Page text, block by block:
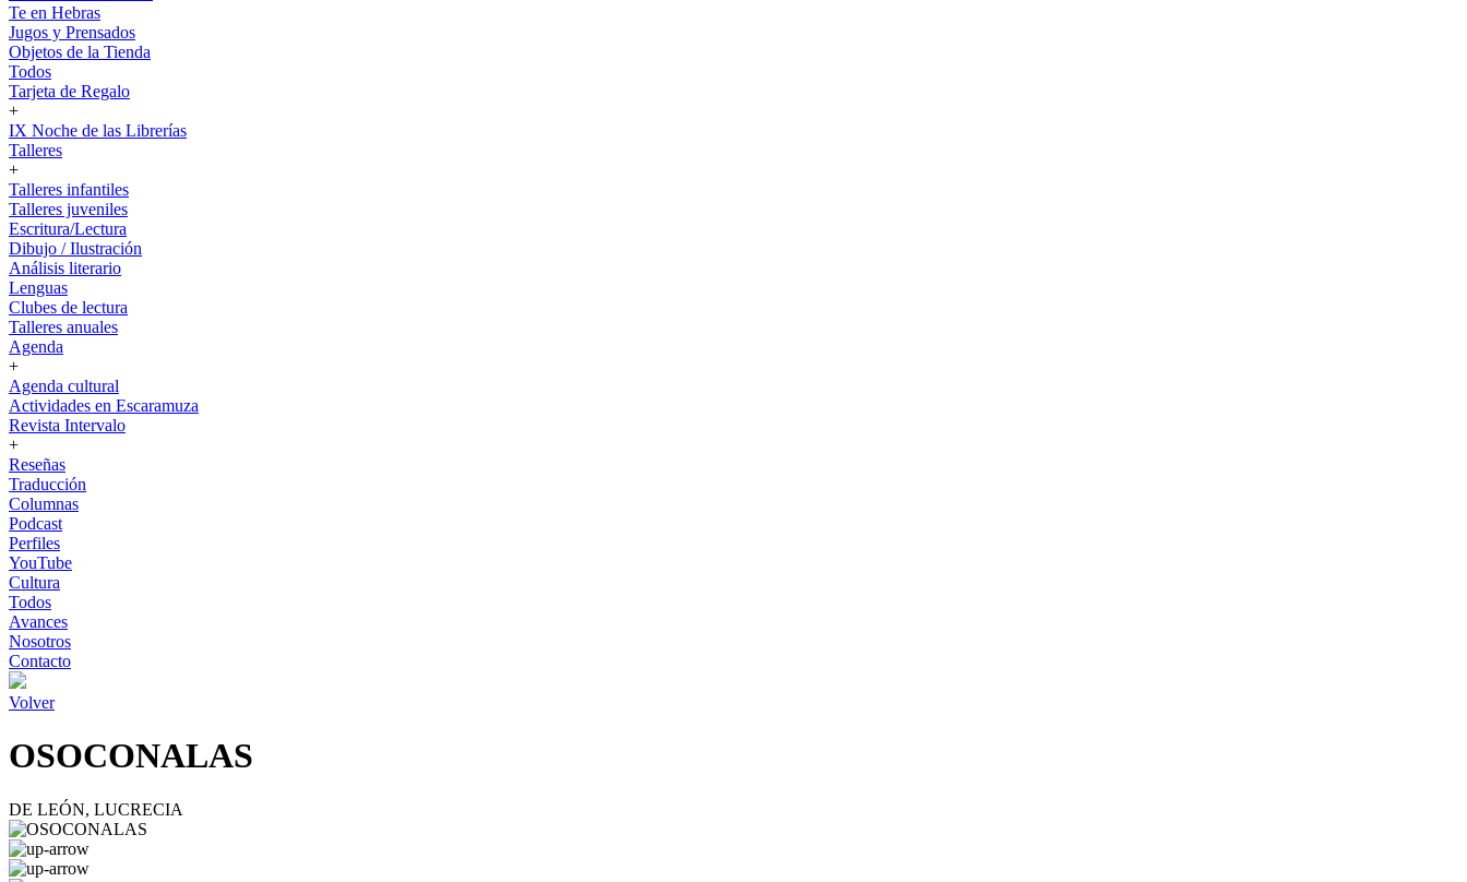
Te en Hebras
Jugos y Prensados
Objetos de la Tienda
Todos
Tarjeta de Regalo
+
IX Noche de las Librerías
Talleres
+
Talleres infantiles
Talleres juveniles
Escritura/Lectura
Dibujo / Ilustración
Análisis literario
Lenguas
Clubes de lectura
Talleres anuales
Agenda
+
Agenda cultural
Actividades en Escaramuza
Revista Intervalo
+
Reseñas
Traducción
Columnas
Podcast
Perfiles
YouTube
Cultura
Todos
Avances
Nosotros
Contacto
Volver
OSOCONALAS
DE LEÓN, LUCRECIA